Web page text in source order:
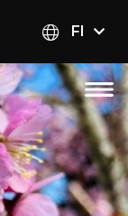
FI